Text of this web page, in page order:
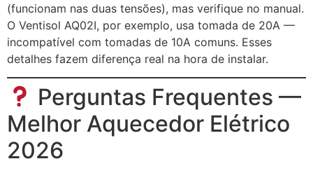
(funcionam nas duas tensões), mas verifique no manual.
O Ventisol AQ02I, por exemplo, usa tomada de 20A —
incompatível com tomadas de 10A comuns. Esses
detalhes fazem diferença real na hora de instalar.
Perguntas Frequentes —
Melhor Aquecedor Elétrico
2026